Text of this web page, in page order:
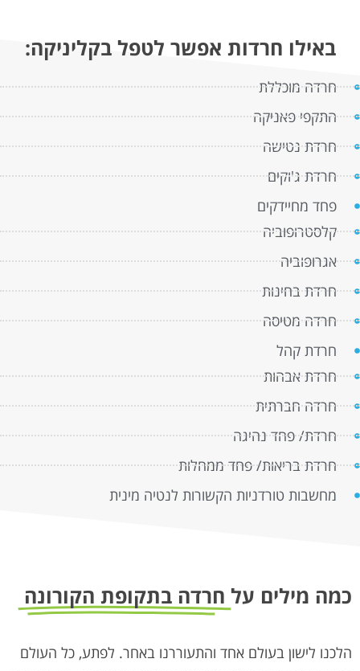
באילו חרדות אפשר לטפל בקליניקה:
חרדה מוכללת
התקפי פאניקה
חרדת נטישה
חרדת ג'וקים
פחד מחיידקים
קלסטרופוביה
אגרופוביה
חרדת בחינות
חרדה מטיסה
חרדת קהל
חרדת אבהות
חרדה חברתית
חרדת/ פחד נהיגה
חרדת בריאות/ פחד ממחלות
מחשבות טורדניות הקשורות לנטיה מינית
כמה מילים על חרדה בתקופת הקורונה
הלכנו לישון בעולם אחד והתעוררנו באחר. לפתע, כל העולם